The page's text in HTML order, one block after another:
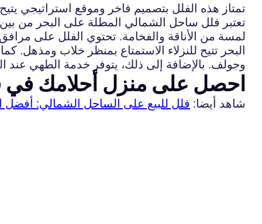
تمتاز هذه الفلل بتصميم فاخر وموقع استراتيجي
تعتبر فلل ساحل الشمالي المطلة على البحر من
لمسة من الأناقة والفخامة. تحتوي الفلل على
البحر تتيح للنزلاء الاستمتاع بمنظر خلاب
وجولف. بالإضافة إلى ذلك، يتوفر خدمة الطهي عند
احصل على منزل أحلامك في
شاهد أيضا: فلل للبيع على الساحل الشمالي: أفضل